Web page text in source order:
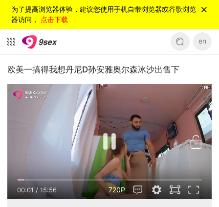
为了提高浏览器体验，建议您使用手机自带浏览器或谷歌浏览
器访问， 点击下载
en
欧美一搞得我想丹尼D孙安雅奥尔森冰沙出售下
00:01 / 15:56 720P